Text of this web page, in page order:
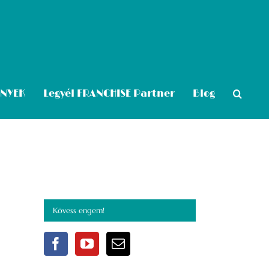
Legyél FRANCHISE Partner Blog
Kövess engem!